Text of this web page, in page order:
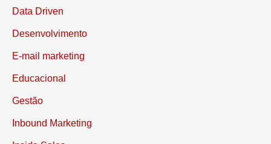
Data Driven
Desenvolvimento
E-mail marketing
Educacional
Gestão
Inbound Marketing